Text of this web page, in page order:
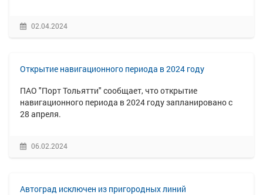
02.04.2024
Открытие навигационного периода в 2024 году
ПАО "Порт Тольятти" сообщает, что открытие
навигационного периода в 2024 году запланировано с
28 апреля.
06.02.2024
Автоград исключен из пригородных линий